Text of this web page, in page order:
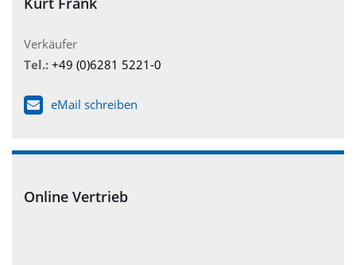
Verkäufer
Tel.: +49 (0)6281 5221-0
eMail schreiben
Online Vertrieb